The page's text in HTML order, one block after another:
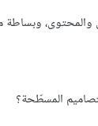
المسطّحة؟